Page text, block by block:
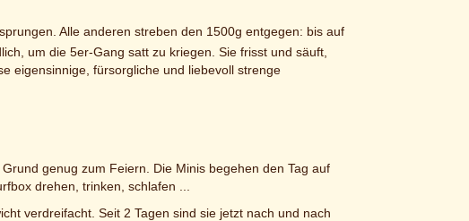
Alle anderen streben den 1500g entgegen: bis auf
um die 5er-Gang satt zu kriegen. Sie frisst und säuft,
eigensinnige, fürsorgliche und liebevoll strenge
genug zum Feiern. Die Minis begehen den Tag auf
drehen, trinken, schlafen ...
verdreifacht. Seit 2 Tagen sind sie jetzt nach und nach